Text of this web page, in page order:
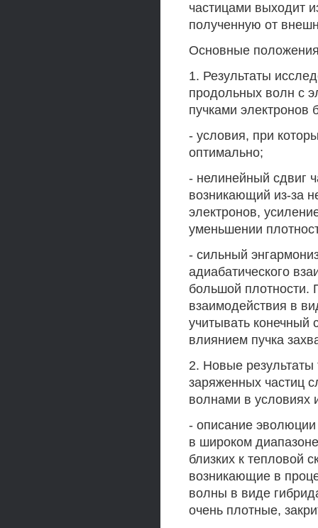
частицами выходит
полученную от
Основные
1. Результаты
продольных волн с
пучками электронов
- условия, при
оптимально;
- нелинейный сдвиг
возникающий из-за
электронов,
уменьшении
- сильный
адиабатического
большой плотности.
взаимодействия в
учитывать
влиянием пучка
2. Новые результаты
заряженных частиц
волнами в условиях
- описание
в широком
близких к тепловой
возникающие в
волны в виде
очень плотные,